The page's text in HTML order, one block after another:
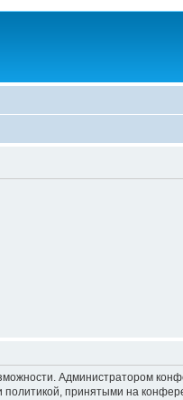
Администратором
политикой, принятыми на